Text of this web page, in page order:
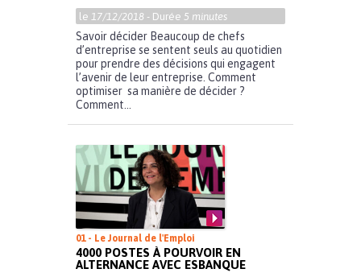
le 17/12/2018 - Durée 5 minutes
Savoir décider Beaucoup de chefs
d’entreprise se sentent seuls au quotidien
pour prendre des décisions qui engagent
l’avenir de leur entreprise. Comment
optimiser sa manière de décider ?
Comment...
01 - Le Journal de l'Emploi
4000 POSTES À POURVOIR EN
ALTERNANCE AVEC ESBANQUE